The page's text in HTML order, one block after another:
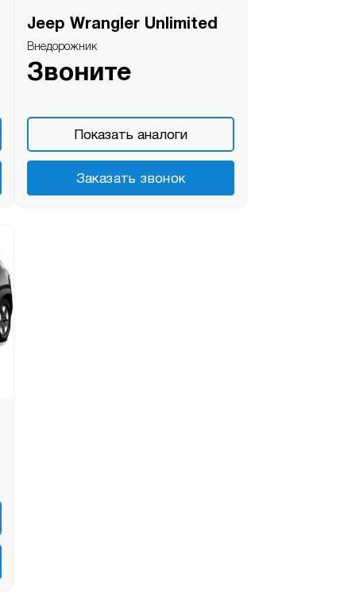
Jeep Wrangler Unlimited
Внедорожник
Звоните
Показать аналоги
Заказать звонок